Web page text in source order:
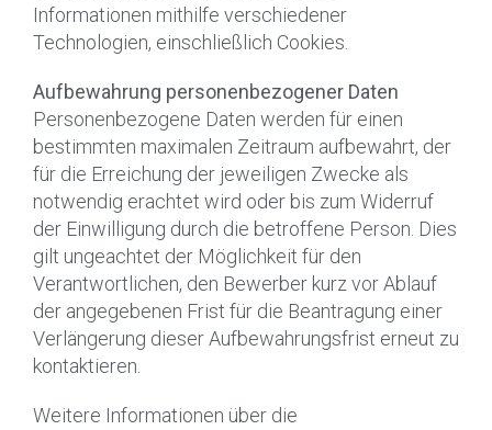
Informationen mithilfe verschiedener
Technologien, einschließlich Cookies.
Aufbewahrung personenbezogener Daten
Personenbezogene Daten werden für einen
bestimmten maximalen Zeitraum aufbewahrt, der
für die Erreichung der jeweiligen Zwecke als
notwendig erachtet wird oder bis zum Widerruf
der Einwilligung durch die betroffene Person. Dies
gilt ungeachtet der Möglichkeit für den
Verantwortlichen, den Bewerber kurz vor Ablauf
der angegebenen Frist für die Beantragung einer
Verlängerung dieser Aufbewahrungsfrist erneut zu
kontaktieren.
Weitere Informationen über die